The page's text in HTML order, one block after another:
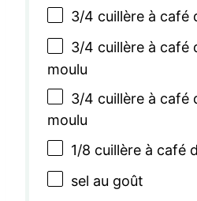
3/4 cuillère à café
3/4 cuillère à café
moulu
3/4 cuillère à café
moulu
1/8 cuillère à café
sel au goût